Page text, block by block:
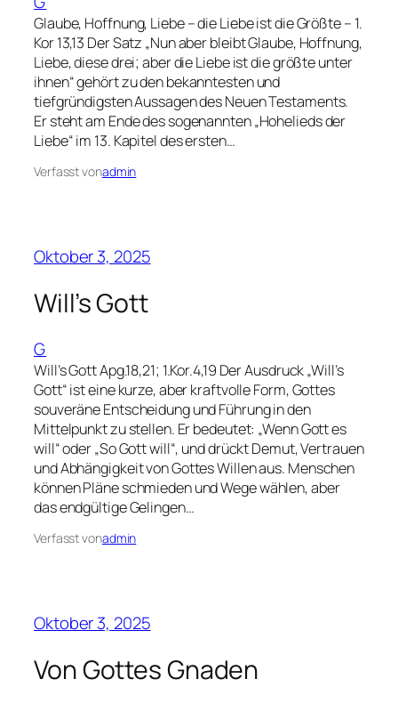
Glaube, Hoffnung, Liebe – die Liebe ist die Größte – 1.
Kor 13,13 Der Satz „Nun aber bleibt Glaube, Hoffnung,
Liebe, diese drei; aber die Liebe ist die größte unter
ihnen“ gehört zu den bekanntesten und
tiefgründigsten Aussagen des Neuen Testaments.
Er steht am Ende des sogenannten „Hohelieds der
Liebe“ im 13. Kapitel des ersten…
Verfasst vonadmin
Oktober 3, 2025
Will’s Gott
G
Will’s Gott Apg.18,21; 1.Kor.4,19 Der Ausdruck „Will’s
Gott“ ist eine kurze, aber kraftvolle Form, Gottes
souveräne Entscheidung und Führung in den
Mittelpunkt zu stellen. Er bedeutet: „Wenn Gott es
will“ oder „So Gott will“, und drückt Demut, Vertrauen
und Abhängigkeit von Gottes Willen aus. Menschen
können Pläne schmieden und Wege wählen, aber
das endgültige Gelingen…
Verfasst vonadmin
Oktober 3, 2025
Von Gottes Gnaden